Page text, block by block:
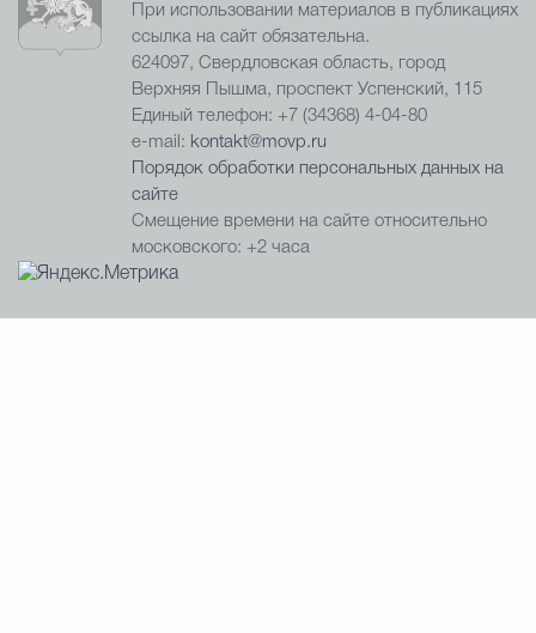
При использовании материалов в публикациях
ссылка на сайт обязательна.
624097, Свердловская область, город
Верхняя Пышма, проспект Успенский, 115
Единый телефон: +7 (34368) 4-04-80
e-mail: kontakt@movp.ru
Порядок обработки персональных данных на
сайте
Смещение времени на сайте относительно
московского: +2 часа